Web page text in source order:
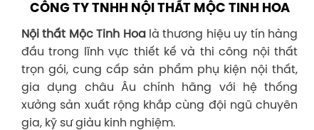
CÔNG TY TNHH NỘI THẤT MỘC TINH HOA
Nội thất Mộc Tinh Hoalà thương hiệu uy tín hàng
đầu trong lĩnh vực thiết kế và thi công nội thất
trọn gói, cung cấp sản phẩm phụ kiện nội thất,
gia dụng châu Âu chính hãng với hệ thống
xưởng sản xuất rộng khắp cùng đội ngũ chuyên
gia, kỹ sư giàu kinh nghiệm.